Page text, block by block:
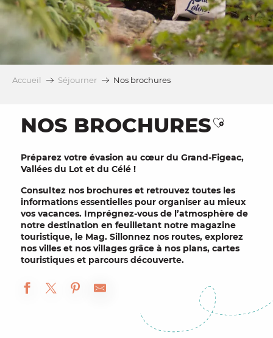
Accueil Séjourner Nos brochures
NOS BROCHURESAjouter
Préparez votre évasion au cœur du Grand-Figeac,
Vallées du Lot et du Célé !
Consultez nos brochures et retrouvez toutes les
informations essentielles pour organiser au mieux
vos vacances. Imprégnez-vous de l’atmosphère de
notre destination en feuilletant notre magazine
touristique, le Mag. Sillonnez nos routes, explorez
nos villes et nos villages grâce à nos plans, cartes
touristiques et parcours découverte.